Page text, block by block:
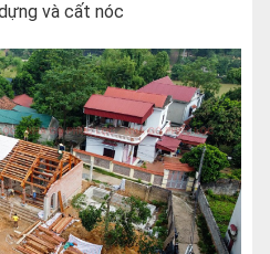
và cất nóc